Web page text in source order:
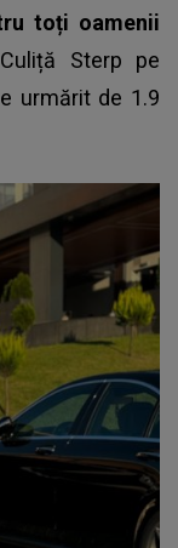
toți oamenii
Culiță Sterp pe
urmărit de 1.9